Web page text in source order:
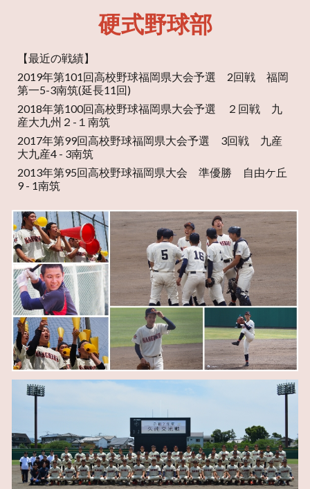
硬式野球部
【最近の戦績】
2019年第101回高校野球福岡県大会予選 2回戦 福岡
第一5-3南筑(延長11回)
2018年第100回高校野球福岡県大会予選 ２回戦 九
産大九州２-１南筑
2017年第99回高校野球福岡県大会予選 3回戦 九産
大九産4 - 3南筑
2013年第95回高校野球福岡県大会 準優勝 自由ケ丘
9 - 1南筑